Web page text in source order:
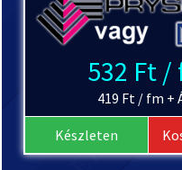
532 Ft /
419 Ft / fm +
Készleten